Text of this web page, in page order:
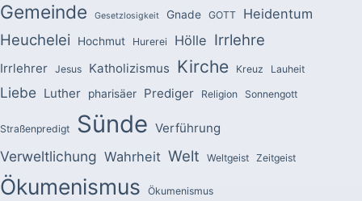
Gemeinde Gesetzlosigkeit Gnade GOTT Heidentum
Heuchelei Hochmut Hurerei Hölle Irrlehre
Irrlehrer Jesus Katholizismus Kirche Kreuz Lauheit
Liebe Luther pharisäer Prediger Religion Sonnengott
Straßenpredigt Sünde Verführung
Verweltlichung Wahrheit Welt Weltgeist Zeitgeist
Ökumenismus Ökumenismus